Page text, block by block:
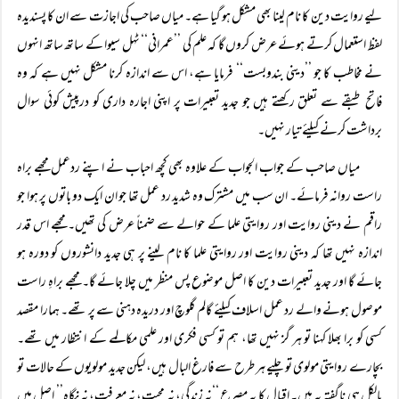
لیے روایت دین کا نام لینا بھی مشکل ہو گیا ہے۔ میاں صاحب کی اجازت سے ان کا پسندیدہ
لفظ استعمال کرتے ہوئے عرض کروں گا کہ علم کی ’’عمرانی‘‘ ٹہل سیوا کے ساتھ ساتھ انہوں
نے مخاطب کا جو ’’دینی بندوبست‘‘ فرمایا ہے، اس سے اندازہ کرنا مشکل نہیں ہے کہ وہ
فاتح طبقے سے تعلق رکھتے ہیں جو جدید تعبیرات پر اپنی اجارہ داری کو درپیش کوئی سوال
برداشت کرنے کیلئے تیار نہیں۔
میاں صاحب کے جواب الجواب کے علاوہ بھی کچھ احباب نے اپنے ردعمل مجھے براہ
راست روانہ فرمائے۔ ان سب میں مشترک وہ شدید رد عمل تھا جو ان ایک دو باتوں پر ہوا جو
راقم نے دینی روایت اور روایتی علما کے حوالے سے ضمناً عرض کی تھیں۔ مجھے اس قدر
اندازہ نہیں تھا کہ دینی روایت اور روایتی علما کا نام لینے پر ہی جدید دانشوروں کو دورہ ہو
جائے گا اور جدید تعبیرات دین کا اصل موضوع پس منظر میں چلا جائے گا۔ مجھے براہِ راست
موصول ہونے والے رد عمل اسلاف کیلئے گالم گلوچ اور دریدہ دہنی سے پر تھے۔ ہمارا مقصد
کسی کو برا بھلا کہنا تو ہر گز نہیں تھا، ہم تو کسی فکری اور علمی مکالمے کے انتظار میں تھے۔
بچارے روایتی مولوی تو چلیے ہر طرح سے فارغ البال ہیں، لیکن جدید مولویوں کے حالات تو